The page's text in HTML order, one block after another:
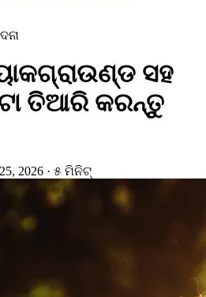
ସହ
ତିଆରି କରନ୍ତୁ
2026 · ୫ ମିନିଟ୍